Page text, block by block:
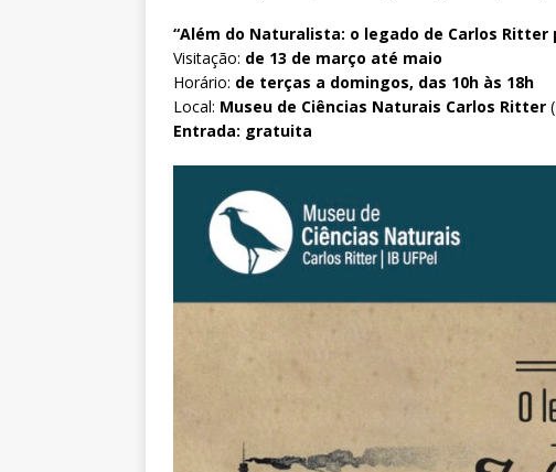
“Além do Naturalista: o legado de Carlos Ritter
Visitação: de 13 de março até maio
Horário: de terças a domingos, das 10h às 18h
Local: Museu de Ciências Naturais Carlos Ritter
Entrada: gratuita